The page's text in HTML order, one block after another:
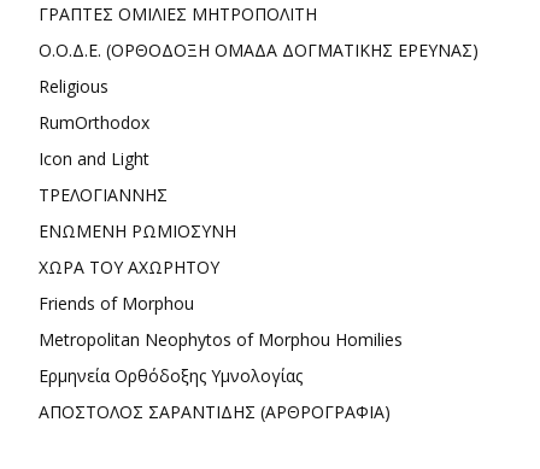
ΓΡΑΠΤΕΣ ΟΜΙΛΙΕΣ ΜΗΤΡΟΠΟΛΙΤΗ
Ο.Ο.Δ.Ε. (ΟΡΘΟΔΟΞΗ ΟΜΑΔΑ ΔΟΓΜΑΤΙΚΗΣ ΕΡΕΥΝΑΣ)
Religious
RumOrthodox
Icon and Light
ΤΡΕΛΟΓΙΑΝΝΗΣ
ΕΝΩΜΕΝΗ ΡΩΜΙΟΣΥΝΗ
ΧΩΡΑ ΤΟΥ ΑΧΩΡΗΤΟΥ
Friends of Morphou
Metropolitan Neophytos of Morphou Homilies
Ερμηνεία Ορθόδοξης Υμνολογίας
ΑΠΟΣΤΟΛΟΣ ΣΑΡΑΝΤΙΔΗΣ (ΑΡΘΡΟΓΡΑΦΙΑ)